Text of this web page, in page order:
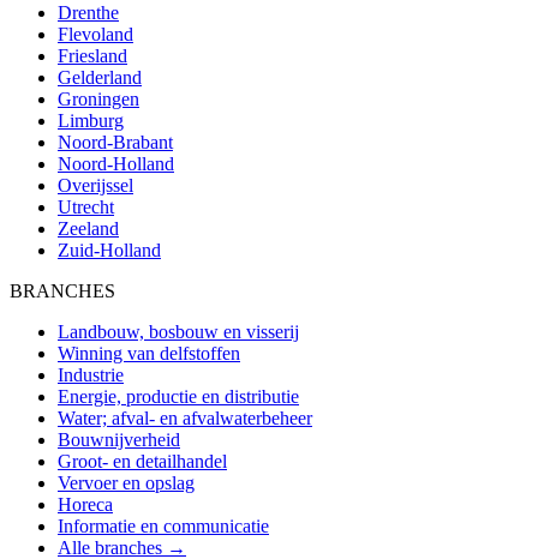
Drenthe
Flevoland
Friesland
Gelderland
Groningen
Limburg
Noord-Brabant
Noord-Holland
Overijssel
Utrecht
Zeeland
Zuid-Holland
BRANCHES
Landbouw, bosbouw en visserij
Winning van delfstoffen
Industrie
Energie, productie en distributie
Water; afval- en afvalwaterbeheer
Bouwnijverheid
Groot- en detailhandel
Vervoer en opslag
Horeca
Informatie en communicatie
Alle branches →